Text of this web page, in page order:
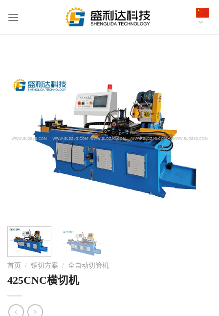
首页 / 锯切方案 / 全自动切管机
425CNC横切机